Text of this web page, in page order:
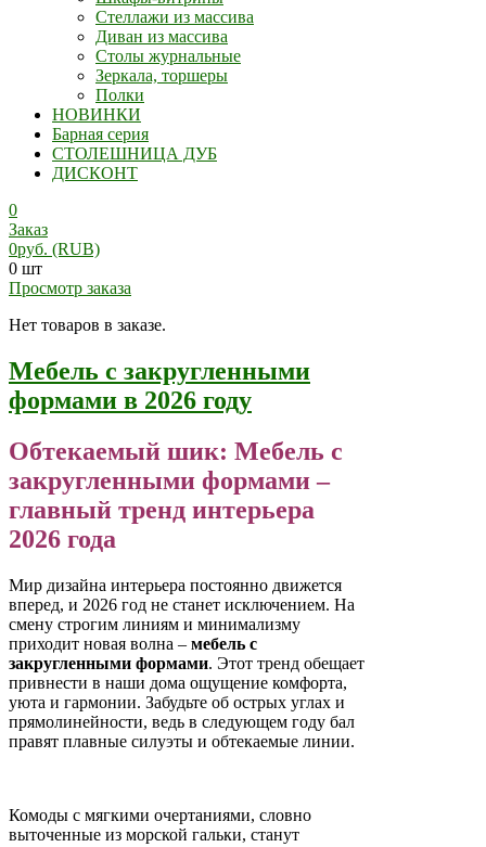
Стеллажи из массива
Диван из массива
Столы журнальные
Зеркала, торшеры
Полки
НОВИНКИ
Барная серия
СТОЛЕШНИЦА ДУБ
ДИСКОНТ
0
Заказ
0руб. (RUB)
0 шт
Просмотр заказа
Нет товаров в заказе.
Мебель с закругленными
формами в 2026 году
Обтекаемый шик: Мебель с
закругленными формами –
главный тренд интерьера
2026 года
Мир дизайна интерьера постоянно движется
вперед, и 2026 год не станет исключением. На
смену строгим линиям и минимализму
приходит новая волна – мебель с
закругленными формами. Этот тренд обещает
привнести в наши дома ощущение комфорта,
уюта и гармонии. Забудьте об острых углах и
прямолинейности, ведь в следующем году бал
правят плавные силуэты и обтекаемые линии.
Комоды с мягкими очертаниями, словно
выточенные из морской гальки, станут